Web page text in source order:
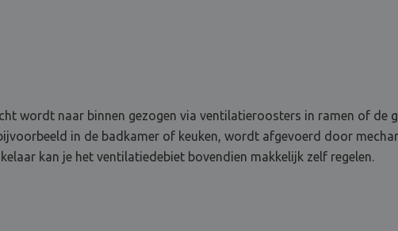
wordt naar binnen gezogen via ventilatieroosters in ramen of de
in de badkamer of keuken, wordt afgevoerd door
kan je het ventilatiedebiet bovendien makkelijk zelf regelen.